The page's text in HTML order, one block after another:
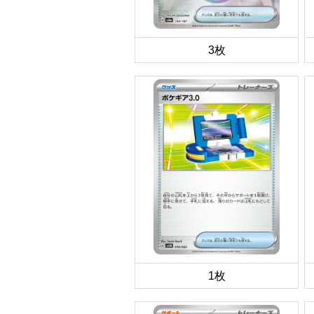
3枚
1枚